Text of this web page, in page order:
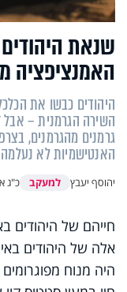
שנאת
האמנציפציה
היהודים כבשו את
השירה הגרמנית – אבל
גרמנים מהגרמנים,
האנטישמיות לא
יהוסף יעבץ למעקב כ"ג
חייהם של היהודים
אלה של היהודים
היה מנוח